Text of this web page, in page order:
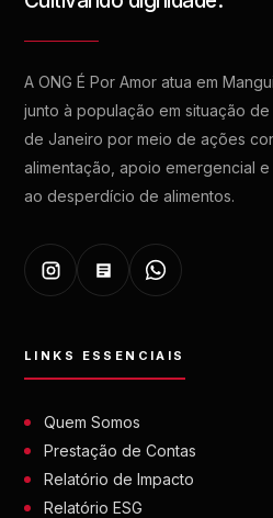
A ONG É Por Amor atua em
junto à população em situação de
de Janeiro por meio de ações
alimentação, apoio emergencial
ao desperdício de alimentos.
LINKS ESSENCIAIS
Quem Somos
Prestação de Contas
Relatório de Impacto
Relatório ESG